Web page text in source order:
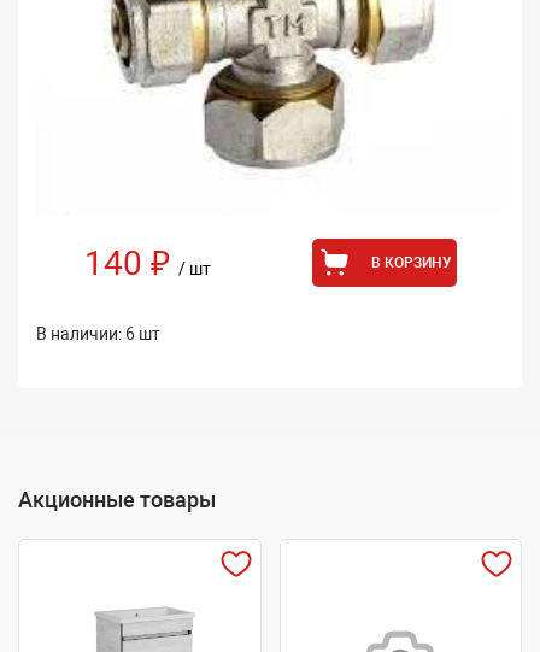
140 ₽ / шт В КОРЗИНУ
В наличии: 6 шт
Акционные товары